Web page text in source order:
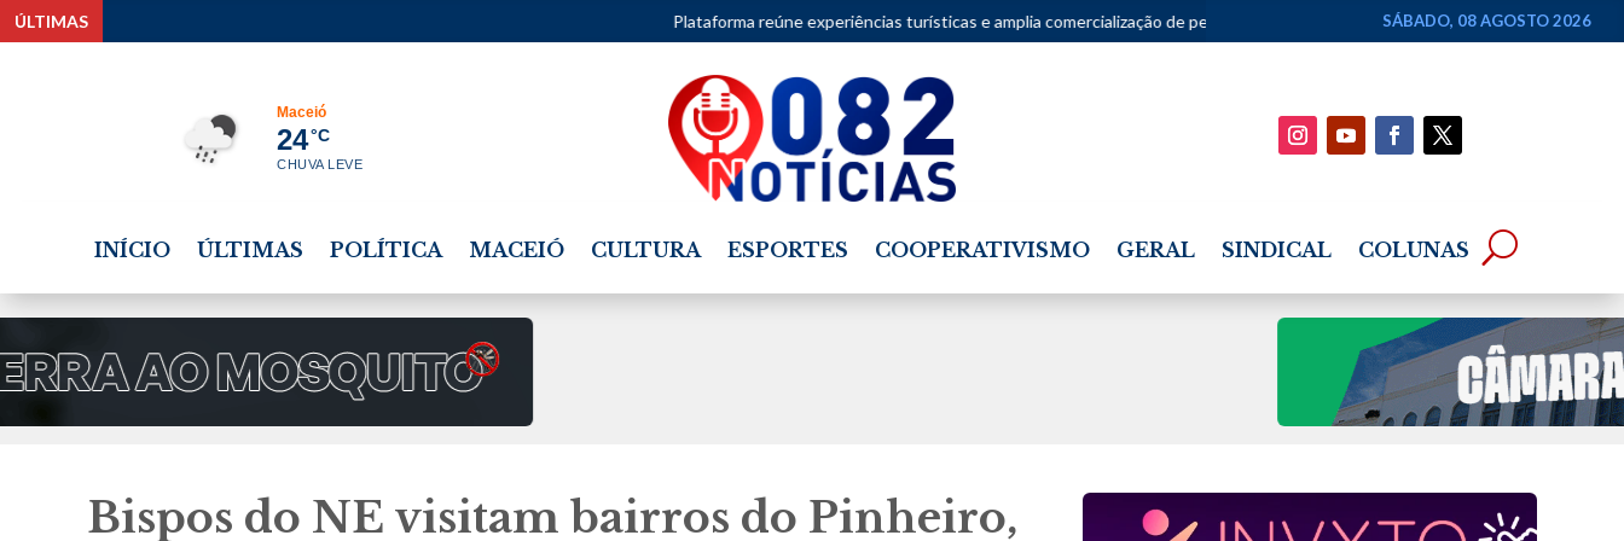
ÚLTIMAS Plataforma reúne experiências turísticas e amplia comercialização de pequenos negócios • Pecuária de Alagoas terá R$ 402 milhões em
SÁBADO, 08 AGOSTO 2026
Maceió
24°C
CHUVA LEVE
INÍCIO ÚLTIMAS POLÍTICA MACEIÓ CULTURA ESPORTES COOPERATIVISMO GERAL SINDICAL COLUNAS
Bispos do NE visitam bairros do Pinheiro,